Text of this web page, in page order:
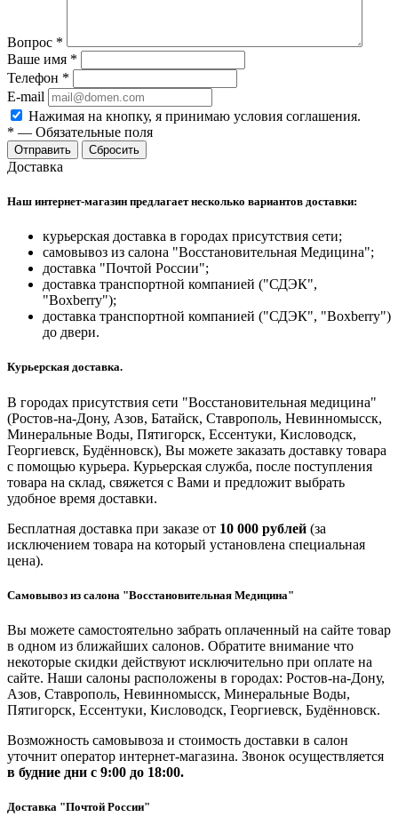
Вопрос *
Ваше имя *
Телефон *
E-mail
Нажимая на кнопку, я принимаю условия соглашения.
* — Обязательные поля
Отправить Сбросить
Доставка
Наш интернет-магазин предлагает несколько вариантов доставки:
курьерская доставка в городах присутствия сети;
самовывоз из салона "Восстановительная Медицина";
доставка "Почтой России";
доставка транспортной компанией ("СДЭК",
"Boxberry");
доставка транспортной компанией ("СДЭК", "Boxberry")
до двери.
Курьерская доставка.
В городах присутствия сети "Восстановительная медицина"
(Ростов-на-Дону, Азов, Батайск, Ставрополь, Невинномысск,
Минеральные Воды, Пятигорск, Ессентуки, Кисловодск,
Георгиевск, Будённовск), Вы можете заказать доставку товара
с помощью курьера. Курьерская служба, после поступления
товара на склад, свяжется с Вами и предложит выбрать
удобное время доставки.
Бесплатная доставка при заказе от 10 000 рублей (за
исключением товара на который установлена специальная
цена).
Самовывоз из салона "Восстановительная Медицина"
Вы можете самостоятельно забрать оплаченный на сайте товар
в одном из ближайших салонов. Обратите внимание что
некоторые скидки действуют исключительно при оплате на
сайте. Наши салоны расположены в городах: Ростов-на-Дону,
Азов, Ставрополь, Невинномысск, Минеральные Воды,
Пятигорск, Ессентуки, Кисловодск, Георгиевск, Будённовск.
Возможность самовывоза и стоимость доставки в салон
уточнит оператор интернет-магазина. Звонок осуществляется
в будние дни с 9:00 до 18:00.
Доставка "Почтой России"